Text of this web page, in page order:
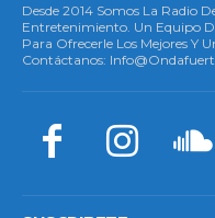
Desde 2014 Somos La Radio
Entretenimiento. Un Equipo
Para Ofrecerle Los Mejores Y
Contáctanos: